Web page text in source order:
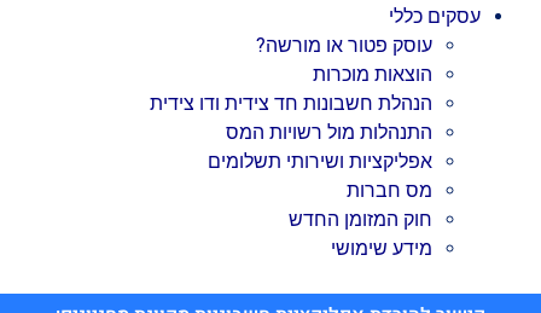
עסקים כללי
עוסק פטור או מורשה?
הוצאות מוכרות
הנהלת חשבונות חד צידית ודו צידית
התנהלות מול רשויות המס
אפליקציות ושירותי תשלומים
מס חברות
חוק המזומן החדש
מידע שימושי